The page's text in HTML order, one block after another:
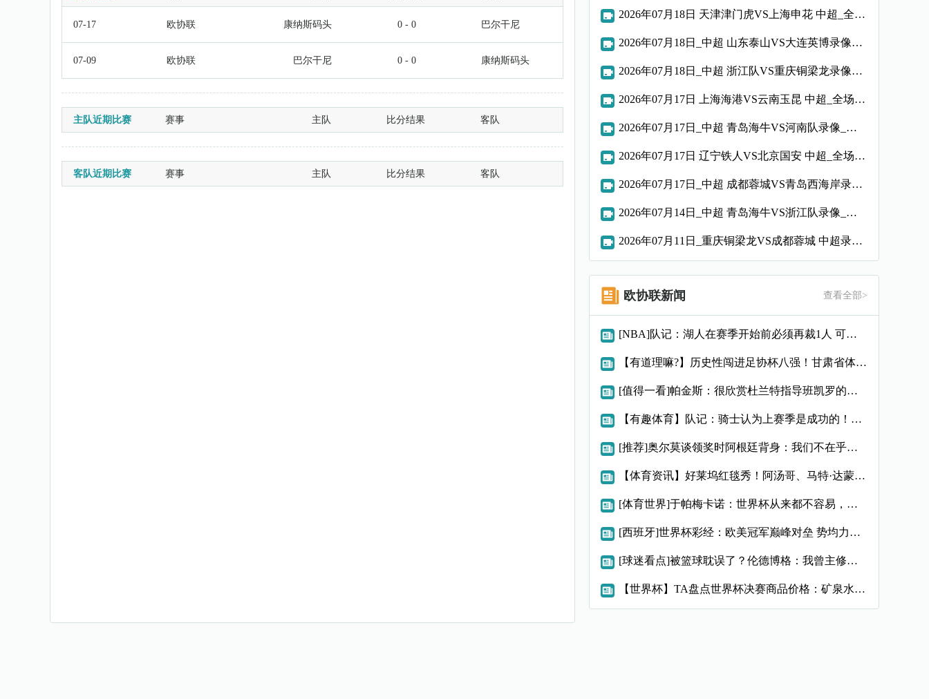
07-17 欧协联 康纳斯码头 0 - 0 巴尔干尼
07-09 欧协联 巴尔干尼 0 - 0 康纳斯码头
主队近期比赛 赛事 主队 比分结果 客队
客队近期比赛 赛事 主队 比分结果 客队
2026年07月18日 天津津门虎VS上海申花 中超_全场录像【视频集锦】
2026年07月18日_中超 山东泰山VS大连英博录像_全场录像【高清回放】
2026年07月18日_中超 浙江队VS重庆铜梁龙录像_全场录像【全场回放】
2026年07月17日 上海海港VS云南玉昆 中超_全场录像【视频集锦】
2026年07月17日_中超 青岛海牛VS河南队录像_全场录像【全场回放】
2026年07月17日 辽宁铁人VS北京国安 中超_全场录像【视频集锦】
2026年07月17日_中超 成都蓉城VS青岛西海岸录像_全场录像【全场回放】
2026年07月14日_中超 青岛海牛VS浙江队录像_全场录像【视频集锦】
2026年07月11日_重庆铜梁龙VS成都蓉城 中超录像_全场录像【视频集锦】
欧协联新闻 查看全部>
[NBA]队记：湖人在赛季开始前必须再裁1人 可能是范德彪&
【有道理嘛?】历史性闯进足协杯八强！甘肃省体育局慰问调研兰州
[值得一看]帕金斯：很欣赏杜兰特指导班凯罗的精神 但我想看他
【有趣体育】队记：骑士认为上赛季是成功的！球队对现状&前景感
[推荐]奥尔莫谈领奖时阿根廷背身：我们不在乎，球员们应该成为
【体育资讯】好莱坞红毯秀！阿汤哥、马特·达蒙等巨星现身世界杯
[体育世界]于帕梅卡诺：世界杯从来都不容易，我们下半场差一点
[西班牙]世界杯彩经：欧美冠军巅峰对垒 势均力敌终极鏖战
[球迷看点]被篮球耽误了？伦德博格：我曾主修戏剧和表演 渴望
【世界杯】TA盘点世界杯决赛商品价格：矿泉水5美元、薯条8美